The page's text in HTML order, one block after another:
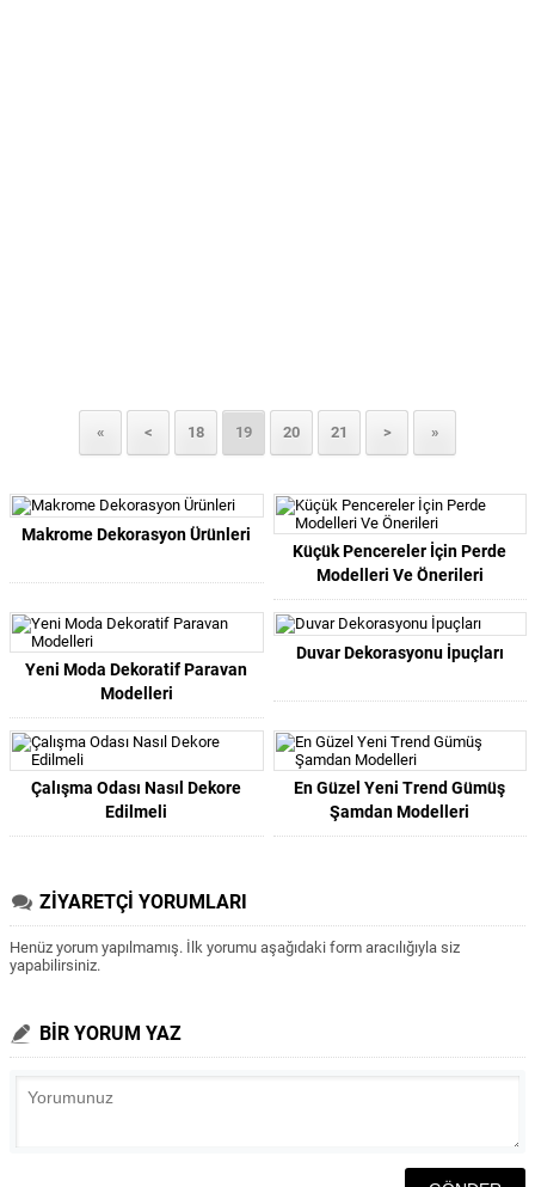
« < 18 19 20 21 > »
Makrome Dekorasyon Ürünleri
Küçük Pencereler İçin Perde
Modelleri Ve Önerileri
Yeni Moda Dekoratif Paravan
Modelleri
Duvar Dekorasyonu İpuçları
Çalışma Odası Nasıl Dekore
Edilmeli
En Güzel Yeni Trend Gümüş
Şamdan Modelleri
ZİYARETÇİ YORUMLARI
Henüz yorum yapılmamış. İlk yorumu aşağıdaki form aracılığıyla siz
yapabilirsiniz.
BİR YORUM YAZ